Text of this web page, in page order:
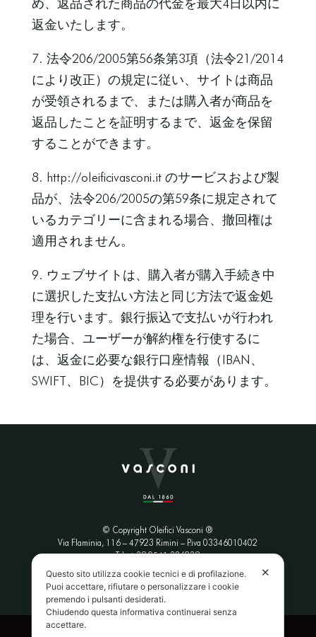
め、返品された商品の代金を最大4日以内に
返金いたします。
7. 法令206/2005第56条第3項（法令21/2014
により改正）の規定に従い、サイトは商品
が受領されるまで、または購入者が商品を
返品したことを証明するまで、返金を保留
することができます。
8. http://oleificivasconi.it のサービスおよび製
品が、法令206/2005の第59条に規定されて
いるカテゴリーに含まれる場合、撤回権は
適用されません。
9. ウェブサイトは、購入者が購入手続き中
に選択した支払い方法と同じ方法で返金処
理を行います。銀行振込で支払いが行われ
た場合、ユーザーが解約権を行使するに
は、返金に必要な銀行口座情報（IBAN、
SWIFT、BIC）を提供する必要があります。
© Copyright Oleifici Vasconi ®
Via Flaminia, 116 – 47923 Rimini– P.iva 03346010402
Tel. +39 0541.386239
✕
Questo sito utilizza cookie tecnici e di profilazione.
Puoi accettare, rifiutare o personalizzare i cookie
premendo i pulsanti desiderati.
Chiudendo questa informativa continuerai senza
accettare.